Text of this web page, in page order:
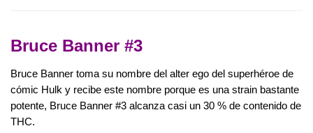
Bruce Banner #3
Bruce Banner toma su nombre del alter ego del superhéroe de
cómic Hulk y recibe este nombre porque es una strain bastante
potente, Bruce Banner #3 alcanza casi un 30 % de contenido de
THC.